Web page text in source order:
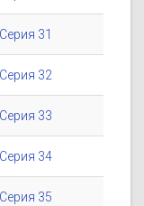
31
32
33
34
35